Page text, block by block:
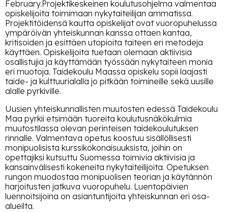
February.Projektikeskeinen koulutusohjelma valmentaa
opiskelijoita toimimaan nykytaiteilijan ammatissa.
Projektitöidensä kautta opiskelijat ovat vuoropuhelussa
ympäröivän yhteiskunnan kanssa ottaen kantaa,
kritisoiden ja esittäen utopioita taiteen eri metodeja
käyttäen. Opiskelijoita tuetaan olemaan aktiivisia
osallistujia ja käyttämään työssään nykytaiteen monia
eri muotoja. Taidekoulu Maassa opiskelu sopii laajasti
taide- ja kulttuurialalla jo pitkään toimineille sekä uusille
alalle pyrkiville.
Uusien yhteiskunnallisten muutosten edessä Taidekoulu
Maa pyrkii etsimään tuoreita koulutusnäkökulmia
muutostilassa olevan perinteisen taidekoulutuksen
rinnalle. Valmentava opetus koostuu sisällöllisesti
monipuolisista kurssikokonaisuuksista, joihin on
opettajiksi kutsuttu Suomessa toimivia aktiivisia ja
kansainvälisesti kokeneita nykytaiteilijoita. Opetuksen
rungon muodostaa monipuolisen teorian ja käytännön
harjoitusten jatkuva vuoropuhelu. Luentopäivien
luennoitsijoina on asiantuntijoita yhteiskunnan eri osa-
alueilta.